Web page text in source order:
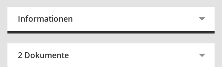
Informationen
2 Dokumente